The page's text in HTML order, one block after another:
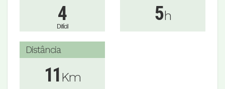
4
Difícil
5h
Distância
11 Km